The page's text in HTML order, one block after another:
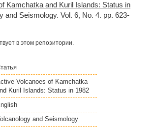
Kamchatka and Kuril Islands: Status in
and Seismology. Vol. 6, No. 4. pp. 623-
в этом репозитории.
Volcanoes of Kamchatka
Kuril Islands: Status in 1982
and Seismology